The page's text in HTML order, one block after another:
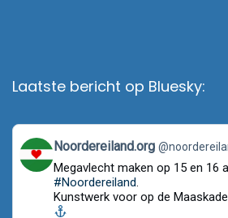
Laatste bericht op Bluesky:
View
post
by
Noordereiland.org
Bluesky
Noordereiland.org
Megavlecht maken op 15 en 16
#Noordereiland.
Kunstwerk voor op de